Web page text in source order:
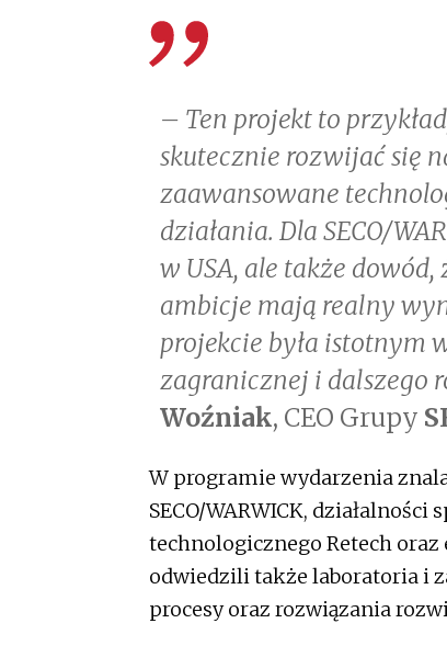
– Ten projekt to
skutecznie rozwijać się
zaawansowane
działania. Dla SECO/
w USA, ale także
ambicje mają realny
projekcie była istotnym
zagranicznej i dalszego
Woźniak, CEO Grupy
W programie wydarzenia
SECO/WARWICK,
technologicznego Retech
odwiedzili także laboratoria i
procesy oraz rozwiązania